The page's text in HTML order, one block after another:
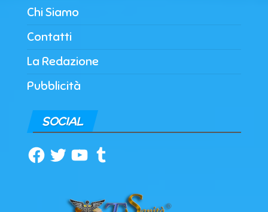
Chi Siamo
Contatti
La Redazione
Pubblicità
SOCIAL
Facebook
TwitterYouTubeTumblr